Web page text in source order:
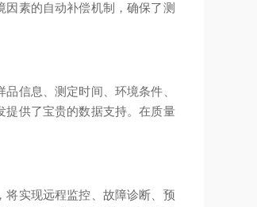
素的自动补偿机制，确保了测
信息、测定时间、环境条件、
提供了宝贵的数据支持。在质量
实现远程监控、故障诊断、预